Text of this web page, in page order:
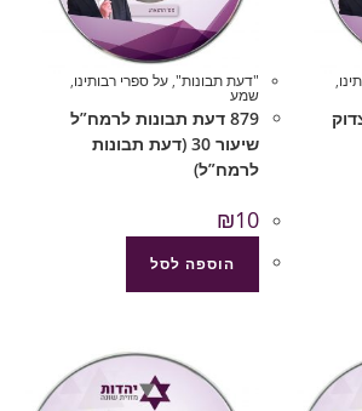
, "דעת תבונות",על ספרי רבותינו,
שמע
879 דעת תבונות לרמח”ל
שיעור 30 (דעת תבונות
לרמח”ל)
₪10
הוספה לסל